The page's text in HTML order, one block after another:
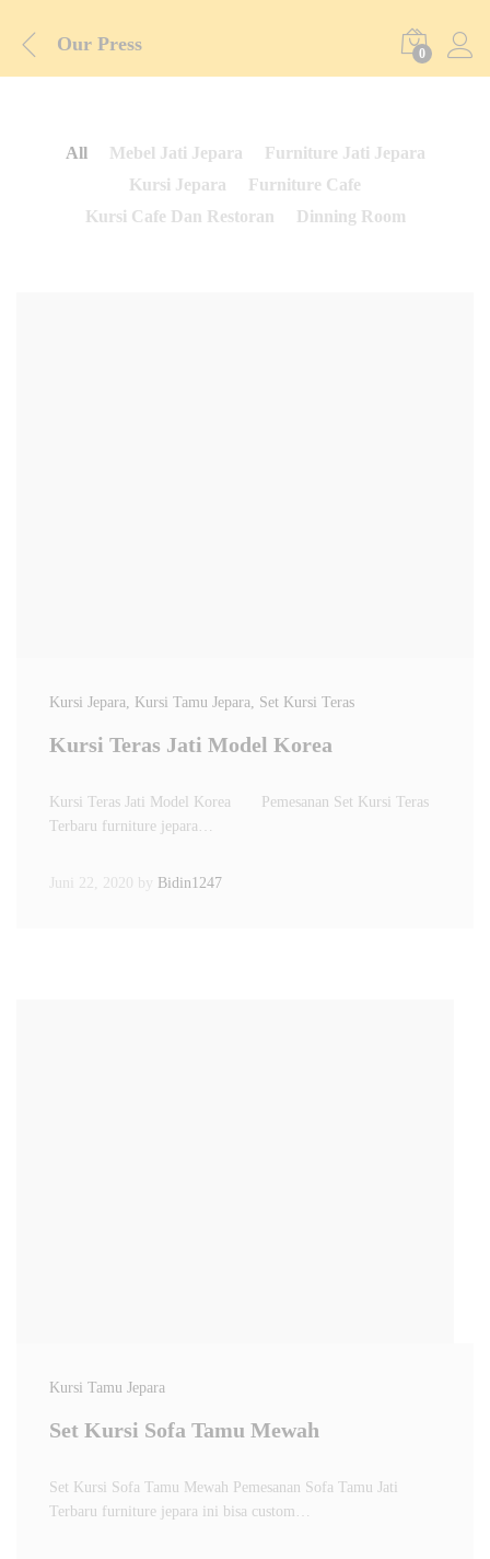
Our Press 0
All Mebel Jati Jepara
Furniture Jati Jepara
Kursi Jepara
Furniture Cafe
Kursi Cafe Dan Restoran
Dinning Room
Kursi Jepara, Kursi Tamu Jepara, Set Kursi Teras
Kursi Teras Jati Model Korea
Kursi Teras Jati Model Korea Pemesanan Set Kursi Teras
Terbaru furniture jepara…
Juni 22, 2020 by Bidin1247
Kursi Tamu Jepara
Set Kursi Sofa Tamu Mewah
Set Kursi Sofa Tamu Mewah Pemesanan Sofa Tamu Jati
Terbaru furniture jepara ini bisa custom…